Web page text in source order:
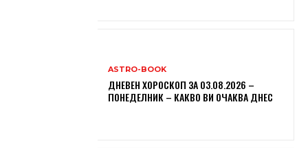
ASTRO-BOOK
ДНЕВЕН ХОРОСКОП ЗА 03.08.2026 –
ПОНЕДЕЛНИК – КАКВО ВИ ОЧАКВА ДНЕС